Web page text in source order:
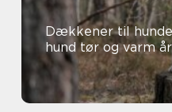
Dækkener til
hund tør og varm